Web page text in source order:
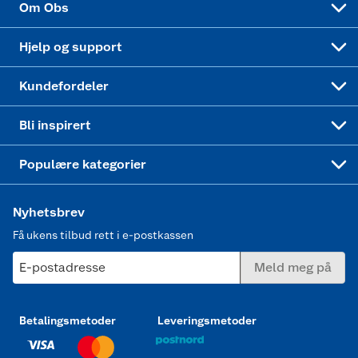
Om Obs
Hjelp og support
Kundefordeler
Bli inspirert
Populære kategorier
Nyhetsbrev
Få ukens tilbud rett i e-postkassen
E-postadresse Meld meg på
Betalingsmetoder Leveringsmetoder